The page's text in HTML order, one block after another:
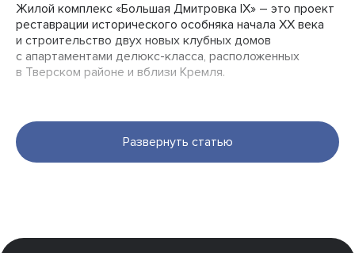
Развернуть статью
Жилой комплекс «Большая Дмитровка IX» – это проект
реставрации исторического особняка начала XX века
и строительство двух новых клубных домов
с апартаментами делюкс-класса, расположенных
в Тверском районе и вблизи Кремля.